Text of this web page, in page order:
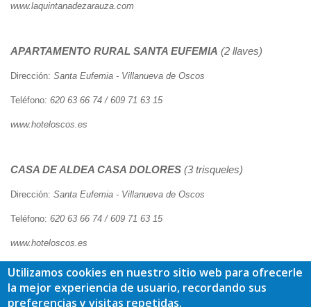
www.laquintanadezarauza.com
APARTAMENTO RURAL SANTA EUFEMIA (2 llaves)
Dirección: Santa Eufemia - Villanueva de Oscos
Teléfono: 620 63 66 74 / 609 71 63 15
www.hoteloscos.es
CASA DE ALDEA CASA DOLORES (3 trisqueles)
Dirección: Santa Eufemia - Villanueva de Oscos
Teléfono: 620 63 66 74 / 609 71 63 15
www.hoteloscos.es
HOTEL RURALOSCOS (2 estrellas)
Utilizamos cookies en nuestro sitio web para ofrecerle
la mejor experiencia de usuario, recordando sus
preferencias y visitas repetidas.